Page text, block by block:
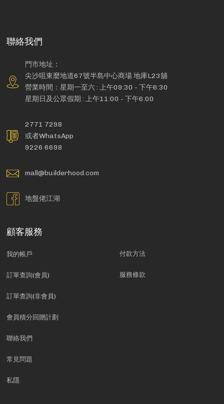
聯絡我們
門市地址：
尖沙咀東麼地道67號半島中心商場 地庫L23舖
營業時間：星期一至六 : 上午09:30 - 下午6:30
星期日及公眾假期 : 上午11:00 - 下午6:00
2771 7298
或者WhatsApp
9226 6698
mall@builderhood.com
地盤佬江湖
顧客服務
我的帳戶
訂單查詢(會員)
訂單查詢(非會員)
會員積分回贈計劃
聯絡我們
常見問題
私隱
付款方法
服務條款